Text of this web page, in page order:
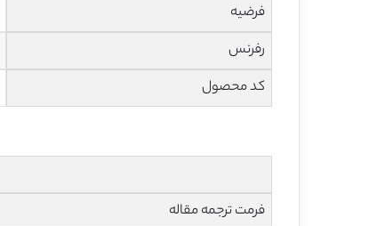
فرضیه
رفرنس
کد محصول
فرمت ترجمه مقاله